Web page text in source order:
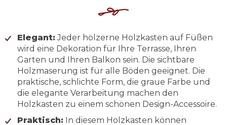
Elegant: Jeder hölzerne Holzkasten auf Füßen
wird eine Dekoration für Ihre Terrasse, Ihren
Garten und Ihren Balkon sein. Die sichtbare
Holzmaserung ist für alle Böden geeignet. Die
praktische, schlichte Form, die graue Farbe und
die elegante Verarbeitung machen den
Holzkasten zu einem schönen Design-Accessoire.
Praktisch: In diesem Holzkasten können